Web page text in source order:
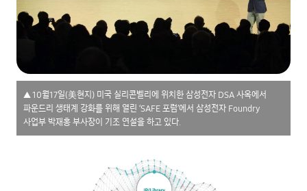
▲ 10월17일(美현지) 미국 실리콘벨리에 위치한 삼성전자 DSA 사옥에서
파운드리 생태계 강화를 위해 열린 ‘SAFE 포럼’에서 삼성전자 Foundry
사업부 박재홍 부사장이 기조 연설을 하고 있다.